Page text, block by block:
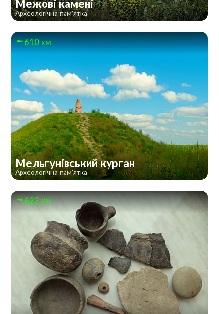
Межові камені
Археологічна пам'ятка
610 км
Мельгунівський курган
Археологічна пам'ятка
622 км